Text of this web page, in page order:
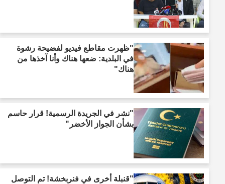
"ظهرت مقاطع فيديو لفضيحة رشوة
في البلدية: ضعها هناك وأنا آخذها من
هناك"
"نشر في الجريدة الرسمية! قرار حاسم
بشأن الجواز الأخضر"
"قنبلة أخرى في فنربخشة! تم التوصل